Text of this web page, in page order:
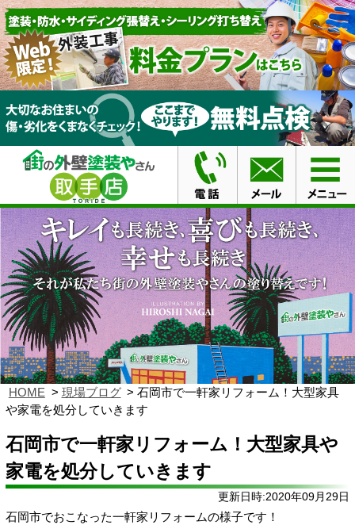
HOME 現場ブログ
石岡市で一軒家リフォーム！大型家具
や家電を処分していきます
石岡市で一軒家リフォーム！大型家具や
家電を処分していきます
更新日時:2020年09月29日
石岡市でおこなった一軒家リフォームの様子です！